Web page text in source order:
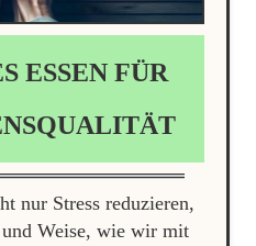
ESSEN FÜR
nur Stress reduzieren,
Weise, wie wir mit